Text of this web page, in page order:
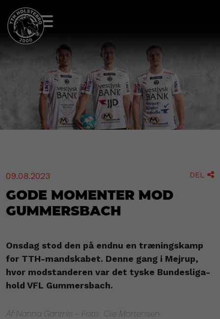
09.08.2023 DEL 
Gode momenter mod
Gummersbach
Onsdag stod den på endnu en træningskamp
for TTH-mandskabet. Denne gang i Mejrup,
hvor modstanderen var det tyske Bundesliga-
hold VFL Gummersbach.
Af Nanna Gantriis - Foto: Ole Mortensen